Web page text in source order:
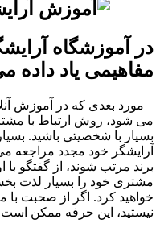
در آموزشگاه
مفاهیمی یاد داده
مورد بعدی که در آموزش
می شود، روش ارتباط با
بسیار با شخصیتی باشید.
آرایشگر خود مجدد مراجعه
برند مرتب شوند، از گفتگو با
مشتری خود را بسیار لذت
خواهید کرد. اگر از صحبت با
نیستید، این حرفه ممکن